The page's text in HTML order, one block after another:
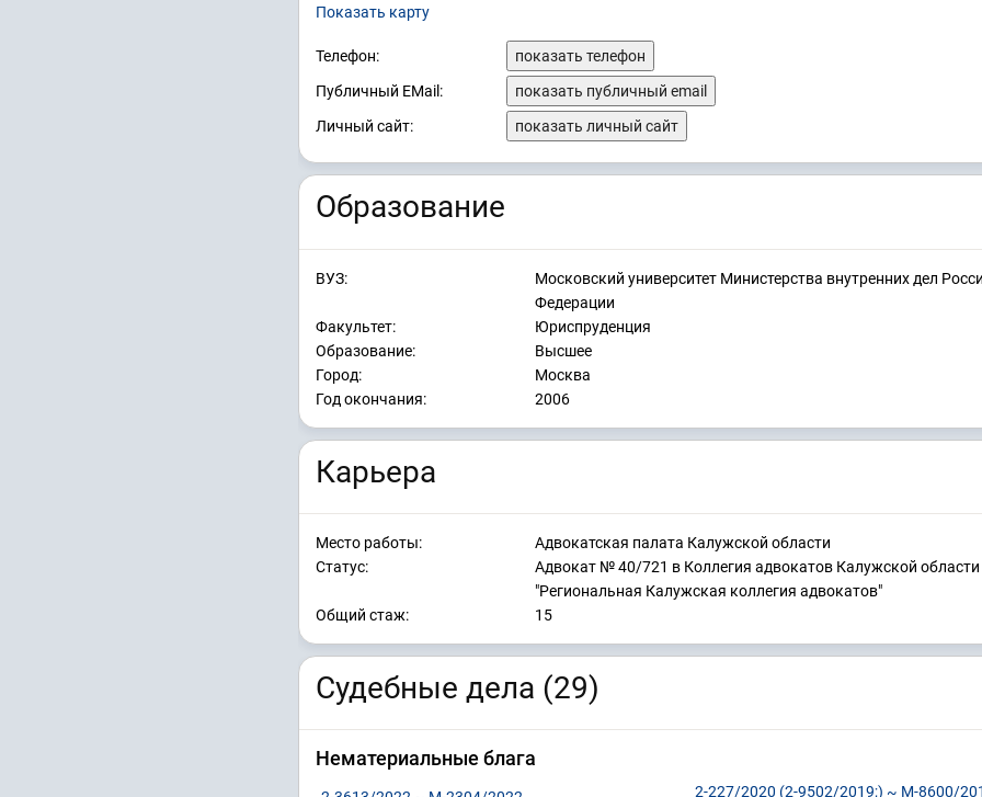
Показать карту
Телефон:
показать телефон
Публичный EMail:
показать публичный email
Личный сайт:
показать личный сайт
Образование
ВУЗ:
Московский университет Министерства внутренних дел
Федерации
Факультет:
Юриспруденция
Образование:
Высшее
Город:
Москва
Год окончания:
2006
Карьера
Место работы:
Адвокатская палата Калужской области
Статус:
Адвокат № 40/721 в Коллегия адвокатов Калужской области
"Региональная Калужская коллегия адвокатов"
Общий стаж:
15
Судебные дела (29)
Нематериальные блага
2-227/2020 (2-9502/2019;) ~ М-8600/